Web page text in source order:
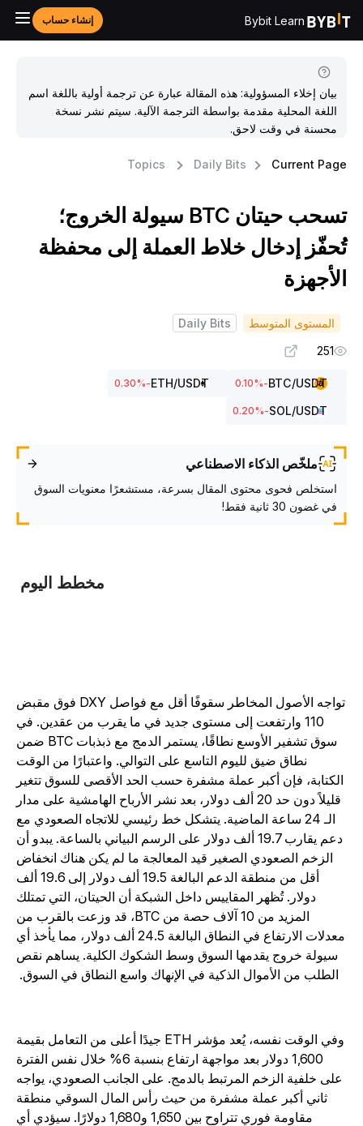
Bybit Learn إنشاء حساب
بيان إخلاء المسؤولية: هذه المقالة عبارة عن ترجمة أولية باللغة اسم
اللغة المحلية مقدمة بواسطة الترجمة الآلية. سيتم نشر نسخة
محسنة في وقت لاحق.
Topics Daily Bits Current
تسحب حيتان BTC سيولة الخروج؛
إدخال خلاط العملة إلى محفظة
المستوى المتوسط
Daily Bits
251
BTC/USDT
-0.10
%
ETH/USDT
-0.30
%
SOL/USDT
-0.20
%
ملخّص الذكاء الاصطناعي
استخلص فحوى محتوى المقال بسرعة، مستشعرًا معنويات السوق
في غضون 30 ثانية فقط!
مخطط اليوم
تواجه الأصول المخاطر سقوفًا أقل مع فواصل DXY فوق مقبض
110 وارتفعت إلى مستوى جديد في ما يقرب من عقدين. في
سوق تشفير الأوسع نطاقًا، يستمر الدمج مع ذبذبات BTC ضمن
نطاق ضيق لليوم التاسع على التوالي. واعتبارًا من الوقت
الكتابة، فإن أكبر عملة مشفرة حسب الحد الأقصى للسوق تتغير
قليلاً دون حد 20 ألف دولار، بعد نشر الأرباح الهامشية على مدار
الـ 24 ساعة الماضية. يتشكل خط رئيسي للاتجاه الصعودي مع
دعم يقارب 19.7 ألف دولار على الرسم البياني بالساعة. يبدو أن
الزخم الصعودي الصغير قيد المعالجة ما لم يكن هناك انخفاض
أقل من منطقة الدعم البالغة 19.5 ألف دولار إلى 19.6 ألف
دولار. تُظهر المقاييس داخل الشبكة أن الحيتان، التي تمتلك
المزيد من 10 آلاف حصة من BTC، قد وزعت بالقرب من
معدلات الارتفاع في النطاق البالغة 24.5 ألف دولار، مما يأخذ أي
سيولة خروج يقدمها السوق وسط الشكوك الكلية. يساهم نقص
الطلب من الأموال الذكية في الإنهاك واسع النطاق في السوق.
وفي الوقت نفسه، يُعد مؤشر ETH جيدًا أعلى من التعامل بقيمة
1,600 دولار بعد مواجهة ارتفاع بنسبة 6% خلال نفس الفترة
على خلفية الزخم المرتبط بالدمج. على الجانب الصعودي، يواجه
ثاني أكبر عملة مشفرة من حيث رأس المال السوقي منطقة
مقاومة فوري تتراوح بين 1,650 و1,680 دولارًا. سيؤدي أي